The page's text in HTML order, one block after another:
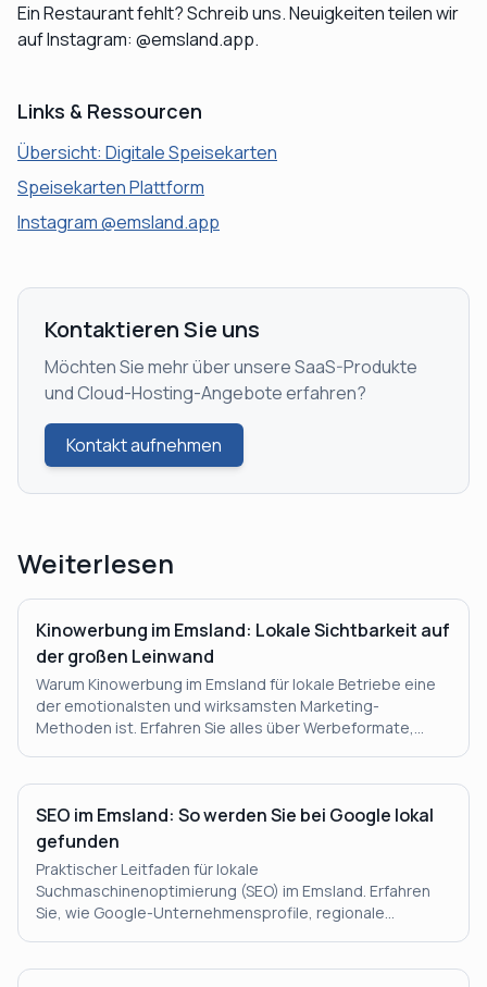
Ein Restaurant fehlt? Schreib uns. Neuigkeiten teilen wir
auf Instagram: @emsland.app.
Links & Ressourcen
Übersicht: Digitale Speisekarten
Speisekarten Plattform
Instagram @emsland.app
Kontaktieren Sie uns
Möchten Sie mehr über unsere SaaS-Produkte
und Cloud-Hosting-Angebote erfahren?
Kontakt aufnehmen
Weiterlesen
Kinowerbung im Emsland: Lokale Sichtbarkeit auf
der großen Leinwand
Warum Kinowerbung im Emsland für lokale Betriebe eine
der emotionalsten und wirksamsten Marketing-
Methoden ist. Erfahren Sie alles über Werbeformate,
SEO im Emsland: So werden Sie bei Google lokal
gefunden
Praktischer Leitfaden für lokale
Suchmaschinenoptimierung (SEO) im Emsland. Erfahren
Sie, wie Google-Unternehmensprofile, regionale